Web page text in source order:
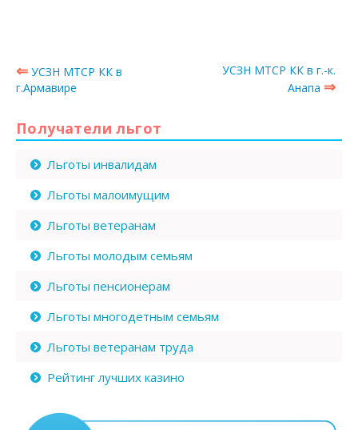
⇐ УСЗН МТСР КК в
г.Армавире
УСЗН МТСР КК в г.-к.
Анапа ⇒
Получатели льгот
Льготы инвалидам
Льготы малоимущим
Льготы ветеранам
Льготы молодым семьям
Льготы пенсионерам
Льготы многодетным семьям
Льготы ветеранам труда
Рейтинг лучших казино